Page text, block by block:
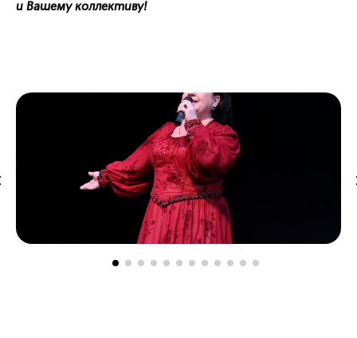
и Вашему коллективу!